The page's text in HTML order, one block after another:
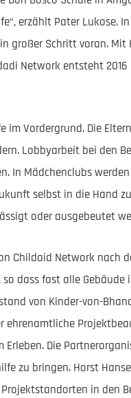
erzählt Pater Lukose.
großer Schritt voran.
Network entsteht
Vordergrund. Die
Lobbyarbeit bei den
In Mädchenclubs
selbst in die Hand
oder ausgebeutet
Childaid Network nach
dass fast alle
von Kinder-von-
Die
zu bringen. Horst
in den